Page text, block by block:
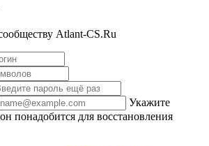
Atlant-CS.Ru
Укажите
понадобится для восстановления